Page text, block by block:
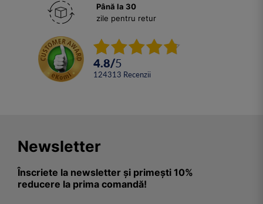
Până la 30
zile pentru retur
4.8/5
124313 Recenzii
Newsletter
Înscriete la newsletter și primești 10%
reducere la prima comandă!